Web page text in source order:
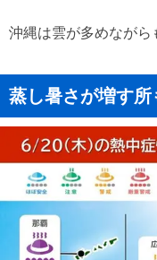
沖縄は雲が多めながら
蒸し暑さが増す